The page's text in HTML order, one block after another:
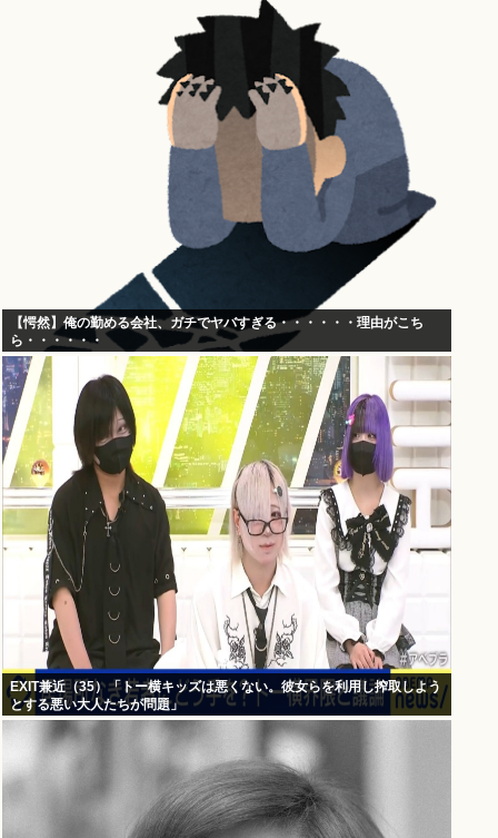
【愕然】俺の勤める会社、ガチでヤバすぎる・・・・・・理由がこち
ら・・・・・・
EXIT兼近（35）「トー横キッズは悪くない。彼女らを利用し搾取しよう
とする悪い大人たちが問題」